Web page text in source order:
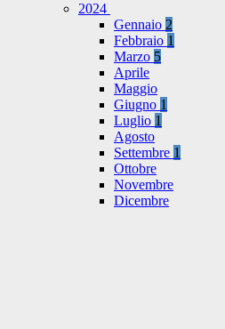
2024
Gennaio 2
Febbraio 1
Marzo 5
Aprile
Maggio
Giugno 1
Luglio 1
Agosto
Settembre 1
Ottobre
Novembre
Dicembre